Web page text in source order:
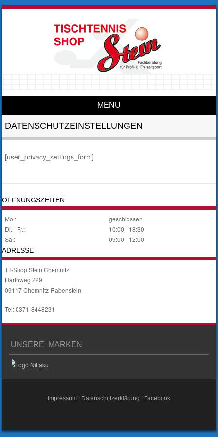
MENU
Skip to content
DATENSCHUTZEINSTELLUNGEN
[user_privacy_settings_form]
ÖFFNUNGSZEITEN
Mo.:
geschlossen
Di. - Fr.:
10:00 - 18:30
Sa.:
09:00 - 12:00
ADRESSE
TT-Shop Stein Chemnitz
Harthweg 229
09117 Chemnitz-Rabenstein
Tel: 0371-8448231
UNSERE MARKEN
Impressum Datenschutzerklärung Facebook